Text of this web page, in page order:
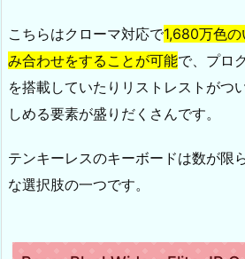
こちらはクローマ対応で1,680万色
み合わせをすることが可能で、プロ
を搭載していたりリストレストがつ
しめる要素が盛りだくさんです。
テンキーレスのキーボードは数が限
な選択肢の一つです。